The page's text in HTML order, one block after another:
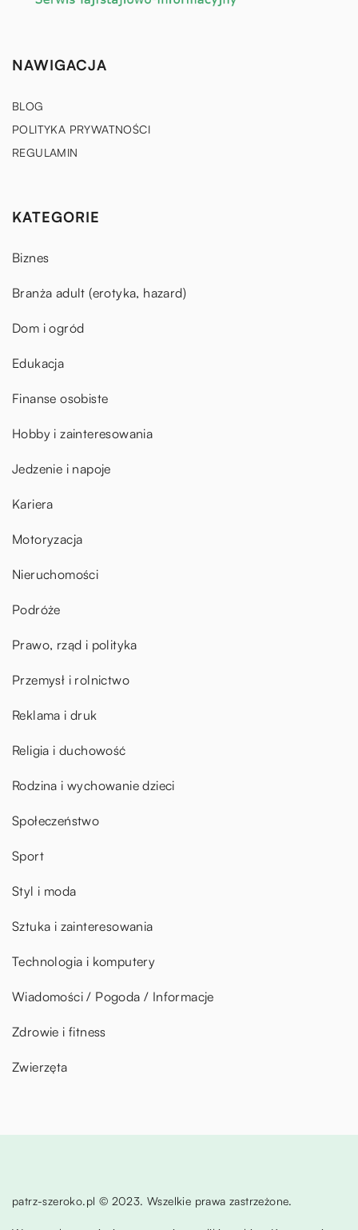
NAWIGACJA
BLOG
POLITYKA PRYWATNOŚCI
REGULAMIN
KATEGORIE
Biznes
Branża adult (erotyka, hazard)
Dom i ogród
Edukacja
Finanse osobiste
Hobby i zainteresowania
Jedzenie i napoje
Kariera
Motoryzacja
Nieruchomości
Podróże
Prawo, rząd i polityka
Przemysł i rolnictwo
Reklama i druk
Religia i duchowość
Rodzina i wychowanie dzieci
Społeczeństwo
Sport
Styl i moda
Sztuka i zainteresowania
Technologia i komputery
Wiadomości / Pogoda / Informacje
Zdrowie i fitness
Zwierzęta
patrz-szeroko.pl © 2023. Wszelkie prawa zastrzeżone.